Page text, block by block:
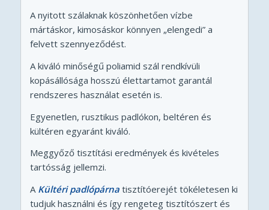
A nyitott szálaknak köszönhetően vízbe
mártáskor, kimosáskor könnyen „elengedi” a
felvett szennyeződést.
A kiváló minőségű poliamid szál rendkívüli
kopásállósága hosszú élettartamot garantál
rendszeres használat esetén is.
Egyenetlen, rusztikus padlókon, beltéren és
kültéren egyaránt kiváló.
Meggyőző tisztítási eredmények és kivételes
tartósság jellemzi.
A Kültéri padlópárna tisztítóerejét tökéletesen ki
tudjuk használni és így rengeteg tisztítószert és